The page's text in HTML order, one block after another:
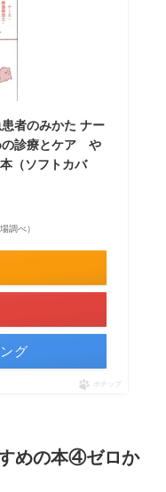
者のみかた ナー
の診療とケア や
（ソフトカバ
調べ）
グ
ポチップ
めの本④ゼロか